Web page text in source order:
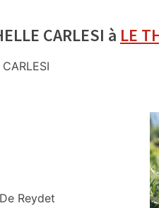
CARLESI à LE
Reydet